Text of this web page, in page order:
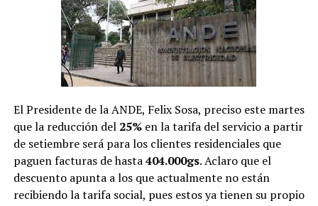
El Presidente de la ANDE, Felix Sosa, preciso este martes
que la reducción del 25%en la tarifa del servicio a partir
de setiembre será para los clientes residenciales que
paguen facturas de hasta404.000gs. Aclaro que el
descuento apunta a los que actualmente no están
recibiendo la tarifa social, pues estos ya tienen su propio